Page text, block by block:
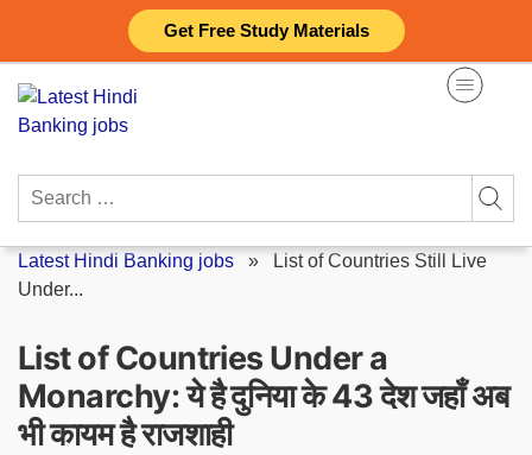
Get Free Study Materials
content
Search
Latest Hindi Banking jobs » List of Countries Still Live
Under...
List of Countries Under a
Monarchy: ये है दुनिया के 43 देश जहाँ अब
भी कायम है राजशाही